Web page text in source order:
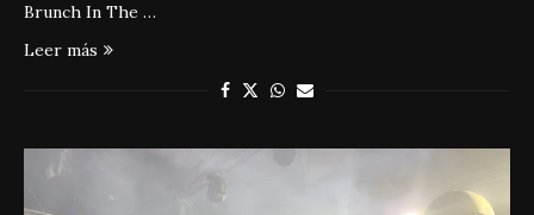
Brunch In The …
Leer más